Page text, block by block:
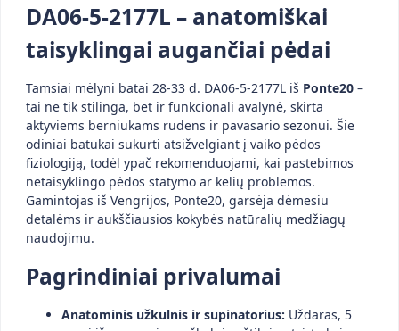
DA06-5-2177L – anatomiškai
taisyklingai augančiai pėdai
Tamsiai mėlyni batai 28-33 d. DA06-5-2177L iš Ponte20 –
tai ne tik stilinga, bet ir funkcionali avalynė, skirta
aktyviems berniukams rudens ir pavasario sezonui. Šie
odiniai batukai sukurti atsižvelgiant į vaiko pėdos
fiziologiją, todėl ypač rekomenduojami, kai pastebimos
netaisyklingo pėdos statymo ar kelių problemos.
Gamintojas iš Vengrijos, Ponte20, garsėja dėmesiu
detalėms ir aukščiausios kokybės natūralių medžiagų
naudojimu.
Pagrindiniai privalumai
Anatominis užkulnis ir supinatorius: Uždaras, 5